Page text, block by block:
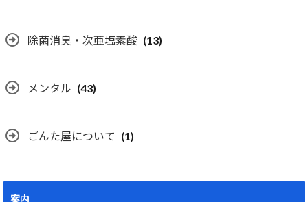
除菌消臭・次亜塩素酸 (13)
メンタル (43)
ごんた屋について (1)
案内